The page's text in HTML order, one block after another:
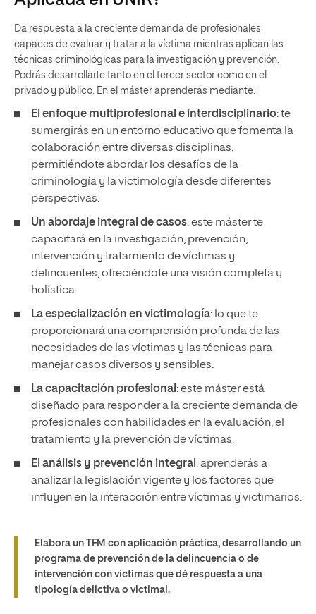
Da respuesta a la creciente demanda de profesionales
capaces de evaluar y tratar a la víctima mientras aplican las
técnicas criminológicas para la investigación y prevención.
Podrás desarrollarte tanto en el tercer sector como en el
privado y público. En el máster aprenderás mediante:
El enfoque multiprofesional e interdisciplinario: te
sumergirás en un entorno educativo que fomenta la
colaboración entre diversas disciplinas,
permitiéndote abordar los desafíos de la
criminología y la victimología desde diferentes
perspectivas.
Un abordaje integral de casos: este máster te
capacitará en la investigación, prevención,
intervención y tratamiento de víctimas y
delincuentes, ofreciéndote una visión completa y
holística.
La especialización en victimología: lo que te
proporcionará una comprensión profunda de las
necesidades de las víctimas y las técnicas para
manejar casos diversos y sensibles.
La capacitación profesional : este máster está
diseñado para responder a la creciente demanda de
profesionales con habilidades en la evaluación, el
tratamiento y la prevención de víctimas.
El análisis y prevención integral : aprenderás a
analizar la legislación vigente y los factores que
influyen en la interacción entre víctimas y victimarios.
Elabora un TFM con aplicación práctica, desarrollando un
programa de prevención de la delincuencia o de
intervención con víctimas que dé respuesta a una
tipología delictiva o victimal.